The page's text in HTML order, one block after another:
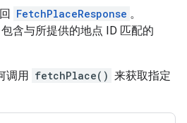
FetchPlaceResponse 。
包含与所提供的地点 ID 匹配的
调用 fetchPlace() 来获取指定